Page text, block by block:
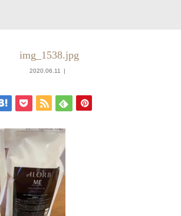
img_1538.jpg
2020.06.11